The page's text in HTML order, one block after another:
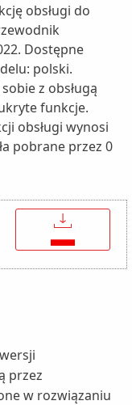
obsługi do
Dostępne
polski.
z obsługą
funkcje.
obsługi wynosi
pobrane przez 0
↓
przez
w rozwiązaniu